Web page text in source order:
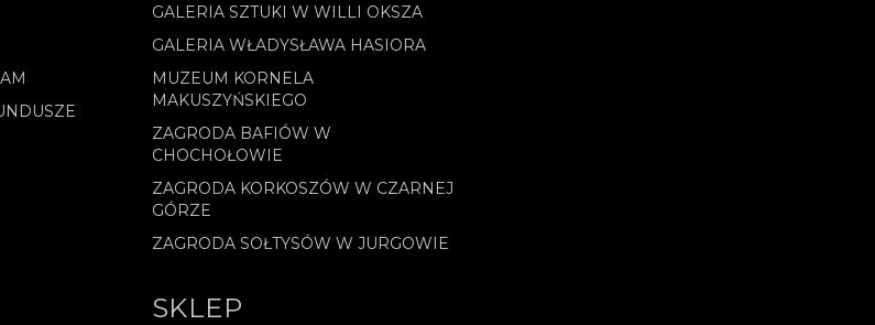
GALERIA SZTUKI W WILLI OKSZA
GALERIA WŁADYSŁAWA HASIORA
MUZEUM KORNELA
MAKUSZYŃSKIEGO
ZAGRODA BAFIÓW W
CHOCHOŁOWIE
ZAGRODA KORKOSZÓW W CZARNEJ
GÓRZE
ZAGRODA SOŁTYSÓW W JURGOWIE
SKLEP